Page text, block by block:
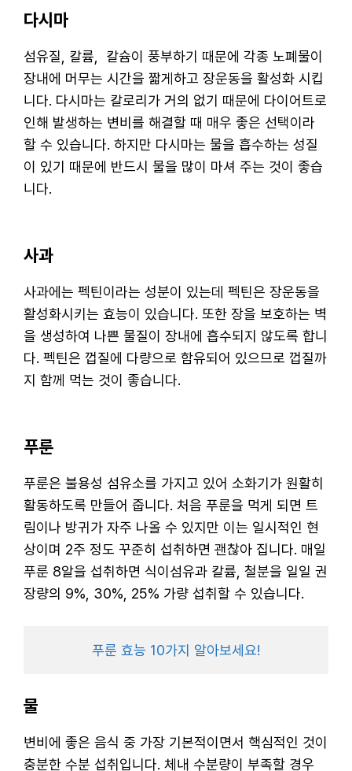
다시마
섬유질, 칼륨, 칼슘이 풍부하기 때문에 각종 노폐물이
장내에 머무는 시간을 짧게하고 장운동을 활성화 시킵
니다. 다시마는 칼로리가 거의 없기 때문에 다이어트로
인해 발생하는 변비를 해결할 때 매우 좋은 선택이라
할 수 있습니다. 하지만 다시마는 물을 흡수하는 성질
이 있기 때문에 반드시 물을 많이 마셔 주는 것이 좋습
니다.
사과
사과에는 펙틴이라는 성분이 있는데 펙틴은 장운동을
활성화시키는 효능이 있습니다. 또한 장을 보호하는 벽
을 생성하여 나쁜 물질이 장내에 흡수되지 않도록 합니
다. 펙틴은 껍질에 다량으로 함유되어 있으므로 껍질까
지 함께 먹는 것이 좋습니다.
푸룬
푸룬은 불용성 섬유소를 가지고 있어 소화기가 원활히
활동하도록 만들어 줍니다. 처음 푸룬을 먹게 되면 트
림이나 방귀가 자주 나올 수 있지만 이는 일시적인 현
상이며 2주 정도 꾸준히 섭취하면 괜찮아 집니다. 매일
푸룬 8알을 섭취하면 식이섬유과 칼륨, 철분을 일일 권
장량의 9%, 30%, 25% 가량 섭취할 수 있습니다.
푸룬 효능 10가지 알아보세요!
물
변비에 좋은 음식 중 가장 기본적이면서 핵심적인 것이
충분한 수분 섭취입니다. 체내 수분량이 부족할 경우